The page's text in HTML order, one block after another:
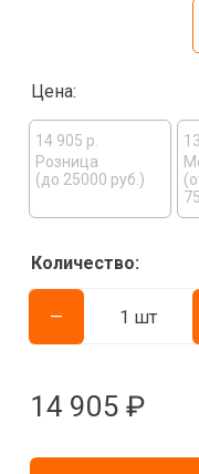
Цена:
14 905 р.
Розница
(до 25000 руб.)
Количество:
—
14 905 ₽